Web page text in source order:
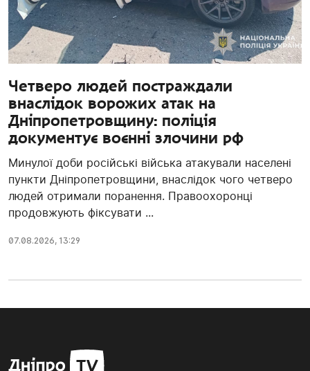
Четверо людей постраждали
внаслідок ворожих атак на
Дніпропетровщину: поліція
документує воєнні злочини рф
Минулої доби російські війська атакували населені
пункти Дніпропетровщини, внаслідок чого четверо
людей отримали поранення. Правоохоронці
продовжують фіксувати ...
07.08.2026, 13:29